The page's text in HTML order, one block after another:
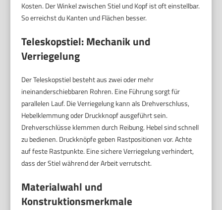
Kosten. Der Winkel zwischen Stiel und Kopf ist oft einstellbar.
So erreichst du Kanten und Flächen besser.
Teleskopstiel: Mechanik und
Verriegelung
Der Teleskopstiel besteht aus zwei oder mehr
ineinanderschiebbaren Rohren. Eine Führung sorgt für
parallelen Lauf. Die Verriegelung kann als Drehverschluss,
Hebelklemmung oder Druckknopf ausgeführt sein.
Drehverschlüsse klemmen durch Reibung. Hebel sind schnell
zu bedienen. Druckknöpfe geben Rastpositionen vor. Achte
auf feste Rastpunkte. Eine sichere Verriegelung verhindert,
dass der Stiel während der Arbeit verrutscht.
Materialwahl und
Konstruktionsmerkmale